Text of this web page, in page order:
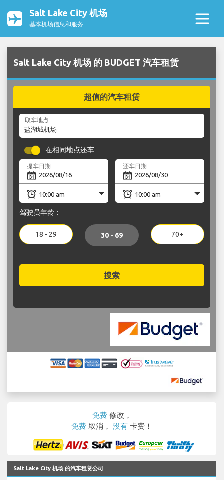
Salt Lake City 机场
基本机场信息和服务
Salt Lake City 机场 的 BUDGET 汽车租赁
超值的汽车租赁
取车地点
在相同地点还车
提车日期 还车日期
驾驶员年龄：
18 - 29 30 - 69 70+
搜索
免费 修改，
免费 取消， 没有 卡费！
Salt Lake City 机场 的汽车租赁公司